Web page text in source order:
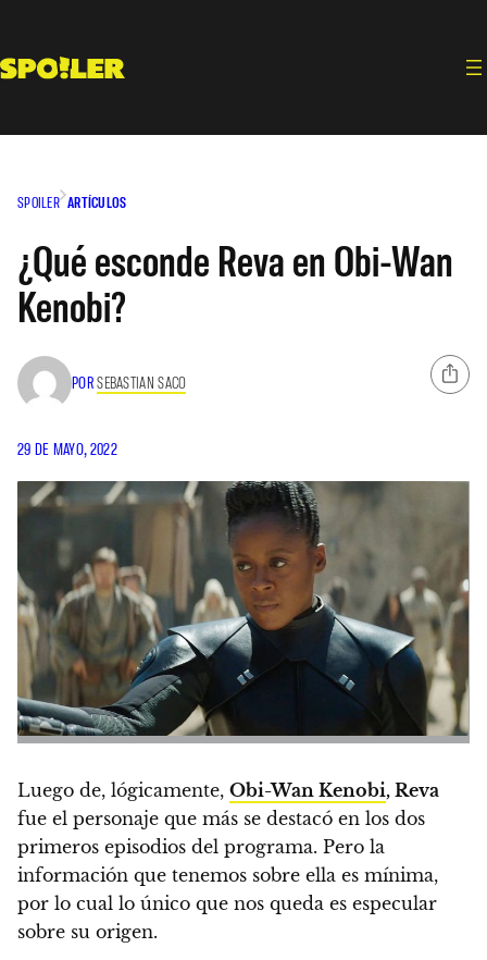
contenido
SPOILER ARTÍCULOS
¿Qué esconde Reva en Obi-Wan
Kenobi?
PORSEBASTIAN SACO
29 DE MAYO, 2022
Luego de, lógicamente, Obi-Wan Kenobi, Reva
fue el personaje que más se destacó en los dos
primeros episodios del programa. Pero la
información que tenemos sobre ella es mínima,
por lo cual lo único que nos queda es especular
sobre su origen.